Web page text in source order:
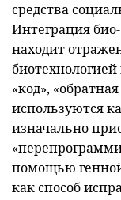
средства
Интеграция
находит
«код»,
используются
изначально
помощью
как способ